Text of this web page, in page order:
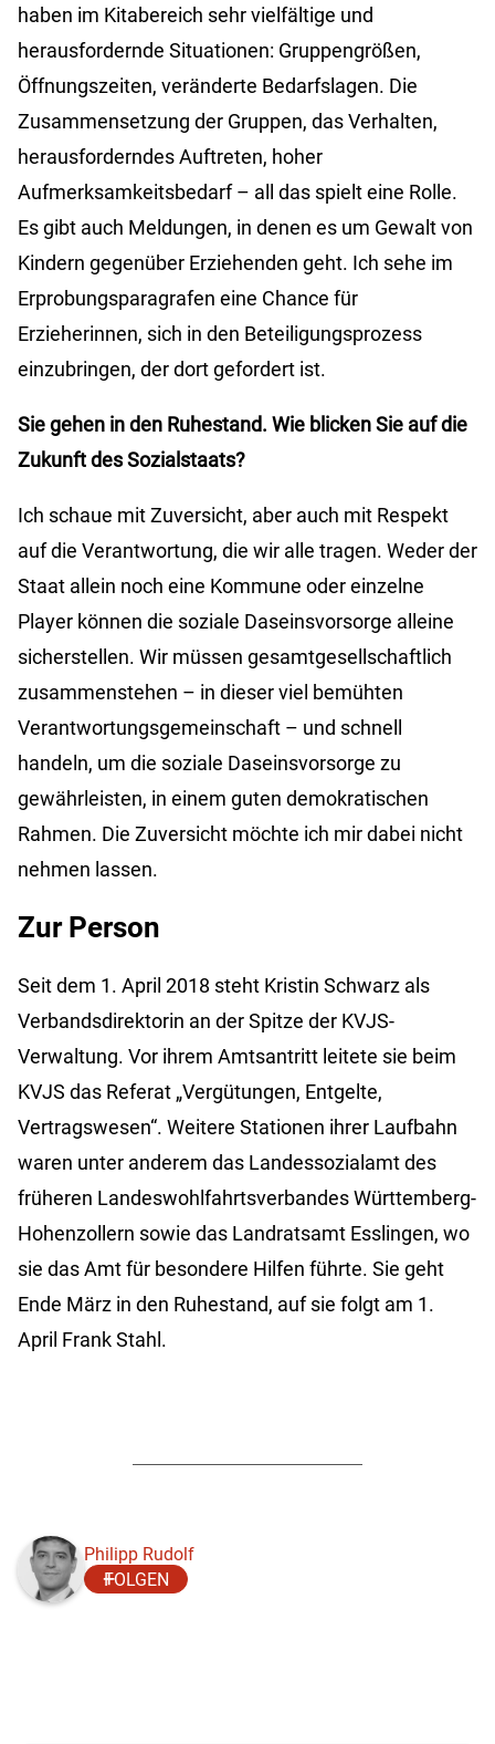
haben im Kitabereich sehr vielfältige und
herausfordernde Situationen: Gruppengrößen,
Öffnungszeiten, veränderte Bedarfslagen. Die
Zusammensetzung der Gruppen, das Verhalten,
herausforderndes Auftreten, hoher
Aufmerksamkeitsbedarf – all das spielt eine Rolle.
Es gibt auch Meldungen, in denen es um Gewalt von
Kindern gegenüber Erziehenden geht. Ich sehe im
Erprobungsparagrafen eine Chance für
Erzieherinnen, sich in den Beteiligungsprozess
einzubringen, der dort gefordert ist.
Sie gehen in den Ruhestand. Wie blicken Sie auf die
Zukunft des Sozialstaats?
Ich schaue mit Zuversicht, aber auch mit Respekt
auf die Verantwortung, die wir alle tragen. Weder der
Staat allein noch eine Kommune oder einzelne
Player können die soziale Daseinsvorsorge alleine
sicherstellen. Wir müssen gesamtgesellschaftlich
zusammenstehen – in dieser viel bemühten
Verantwortungsgemeinschaft – und schnell
handeln, um die soziale Daseinsvorsorge zu
gewährleisten, in einem guten demokratischen
Rahmen. Die Zuversicht möchte ich mir dabei nicht
nehmen lassen.
Zur Person
Seit dem 1. April 2018 steht Kristin Schwarz als
Verbandsdirektorin an der Spitze der KVJS-
Verwaltung. Vor ihrem Amtsantritt leitete sie beim
KVJS das Referat „Vergütungen, Entgelte,
Vertragswesen“. Weitere Stationen ihrer Laufbahn
waren unter anderem das Landessozialamt des
früheren Landeswohlfahrtsverbandes Württemberg-
Hohenzollern sowie das Landratsamt Esslingen, wo
sie das Amt für besondere Hilfen führte. Sie geht
Ende März in den Ruhestand, auf sie folgt am 1.
April Frank Stahl.
Philipp Rudolf
FOLGEN